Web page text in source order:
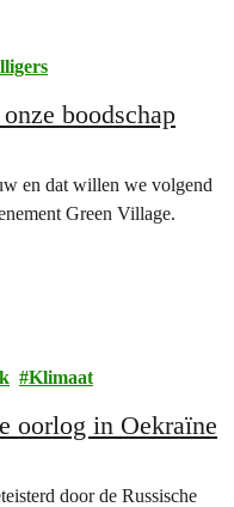
boodschap
en dat willen we volgend
Green Village.
Klimaat
oorlog in Oekraïne
door de Russische